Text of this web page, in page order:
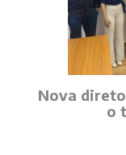
Nova
o